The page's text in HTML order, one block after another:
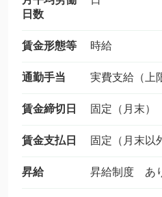
日数
賃金形態等 時給
通勤手当 実費支給（上
賃金締切日 固定（月末）
賃金支払日 固定（月末
昇給 昇給制度 あ